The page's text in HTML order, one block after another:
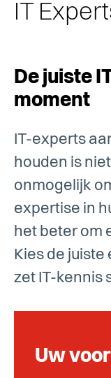
IT
De juiste
moment
IT-experts
houden is
onmogelijk
expertise in
het beter om
Kies de
zet IT-kennis
Uw